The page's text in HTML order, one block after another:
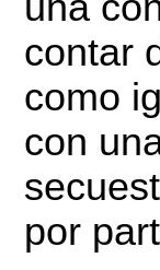
contar
como
con
por